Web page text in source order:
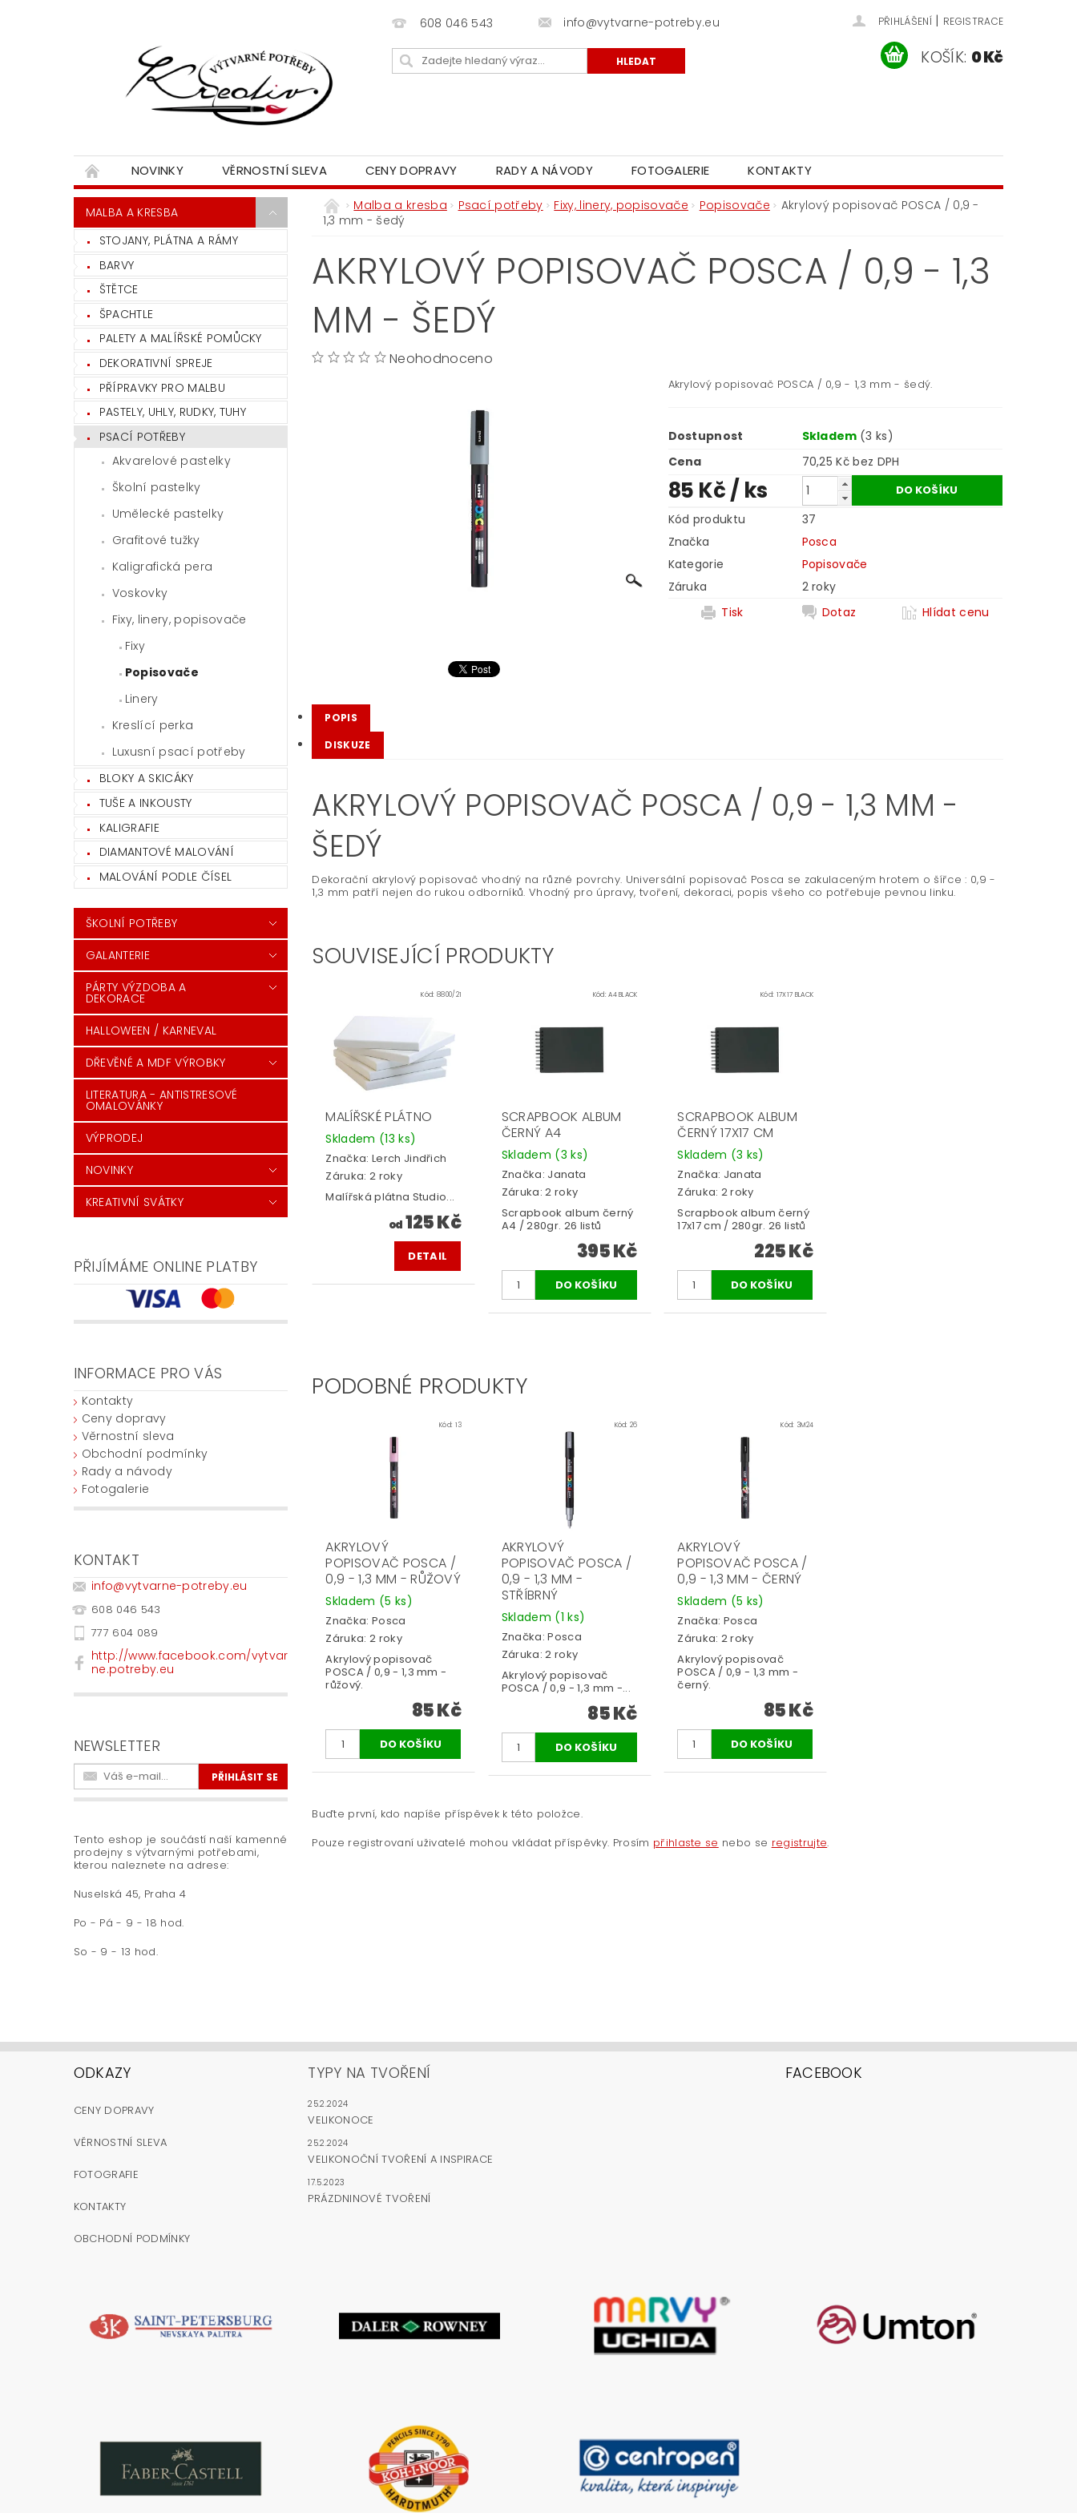
608 046 543 info@vytvarne-potreby.eu PŘIHLÁŠENÍ | REGISTRACE
KOŠÍK: 0 Kč
NOVINKY VĚRNOSTNÍ SLEVA CENY DOPRAVY RADY A NÁVODY FOTOGALERIE KONTAKTY
MALBA A KRESBA
STOJANY, PLÁTNA A RÁMY
BARVY
ŠTĚTCE
ŠPACHTLE
PALETY A MALÍŘSKÉ POMŮCKY
DEKORATIVNÍ SPREJE
PŘÍPRAVKY PRO MALBU
PASTELY, UHLY, RUDKY, TUHY
PSACÍ POTŘEBY
Akvarelové pastelky
Školní pastelky
Umělecké pastelky
Grafitové tužky
Kaligrafická pera
Voskovky
Fixy, linery, popisovače
Fixy
Popisovače
Linery
Kreslící perka
Luxusní psací potřeby
BLOKY A SKICÁKY
TUŠE A INKOUSTY
KALIGRAFIE
DIAMANTOVÉ MALOVÁNÍ
MALOVÁNÍ PODLE ČÍSEL
ŠKOLNÍ POTŘEBY
GALANTERIE
PÁRTY VÝZDOBA A
DEKORACE
HALLOWEEN / KARNEVAL
DŘEVĚNÉ A MDF VÝROBKY
LITERATURA - ANTISTRESOVÉ
OMALOVÁNKY
VÝPRODEJ
NOVINKY
KREATIVNÍ SVÁTKY
PŘIJÍMÁME ONLINE PLATBY
INFORMACE PRO VÁS
Kontakty
Ceny dopravy
Věrnostní sleva
Obchodní podmínky
Rady a návody
Fotogalerie
KONTAKT
info@vytvarne-potreby.eu
608 046 543
777 604 089
http://www.facebook.com/vytvar
ne.potreby.eu
NEWSLETTER
Tento eshop je součástí naší kamenné
prodejny s výtvarnými potřebami,
kterou naleznete na adrese:
Nuselská 45, Praha 4
Po - Pá - 9 - 18 hod.
So - 9 - 13 hod.
Malba a kresba Psací potřeby Fixy, linery, popisovače Popisovače
Akrylový popisovač POSCA / 0,9 -
1,3 mm - šedý
AKRYLOVÝ POPISOVAČ POSCA / 0,9 - 1,3
MM - ŠEDÝ
Neohodnoceno
Akrylový popisovač POSCA / 0,9 - 1,3 mm - šedý.
Dostupnost Skladem (3 ks)
Cena
70,25 Kč bez DPH
85 Kč/ ks
Kód produktu
37
Značka
Posca
Kategorie
Popisovače
Záruka
2 roky
Tisk
Dotaz Hlídat cenu
POPIS
DISKUZE
AKRYLOVÝ POPISOVAČ POSCA / 0,9 - 1,3 MM -
ŠEDÝ
Dekorační akrylový popisovač vhodný na různé povrchy. Universální popisovač Posca se zakulaceným hrotem o šířce : 0,9 -
1,3 mm patří nejen do rukou odborníků. Vhodný pro úpravy, tvoření, dekoraci, popis všeho co potřebuje pevnou linku.
SOUVISEJÍCÍ PRODUKTY
Kód:8800/21
MALÍŘSKÉ PLÁTNO
Skladem (13 ks)
Značka: Lerch Jindřich
Záruka: 2 roky
Malířská plátna Studio...
od 125 Kč
DETAIL
Kód:A4 BLACK
SCRAPBOOK ALBUM
ČERNÝ A4
Skladem (3 ks)
Značka: Janata
Záruka: 2 roky
Scrapbook album černý
A4 / 280gr. 26 listů
395 Kč
Kód: 17X17 BLACK
SCRAPBOOK ALBUM
ČERNÝ 17X17 CM
Skladem (3 ks)
Značka: Janata
Záruka: 2 roky
Scrapbook album černý
17x17 cm / 280gr. 26 listů
225 Kč
PODOBNÉ PRODUKTY
Kód: 13
AKRYLOVÝ
POPISOVAČ POSCA /
0,9 - 1,3 MM - RŮŽOVÝ
Skladem (5 ks)
Značka: Posca
Záruka: 2 roky
Akrylový popisovač
POSCA / 0,9 - 1,3 mm -
růžový.
85 Kč
Kód:26
AKRYLOVÝ
POPISOVAČ POSCA /
0,9 - 1,3 MM -
STŘÍBRNÝ
Skladem (1 ks)
Značka:Posca
Záruka: 2 roky
Akrylový popisovač
POSCA / 0,9 - 1,3 mm -...
85 Kč
Kód: 3M24
AKRYLOVÝ
POPISOVAČ POSCA /
0,9 - 1,3 MM - ČERNÝ
Skladem (5 ks)
Značka: Posca
Záruka: 2 roky
Akrylový popisovač
POSCA / 0,9 - 1,3 mm -
černý.
85 Kč
Buďte první, kdo napíše příspěvek k této položce.
Pouze registrovaní uživatelé mohou vkládat příspěvky. Prosím přihlaste se nebo se registrujte.
ODKAZY
CENY DOPRAVY
VĚRNOSTNÍ SLEVA
FOTOGRAFIE
KONTAKTY
OBCHODNÍ PODMÍNKY
TYPY NA TVOŘENÍ
25.2.2024
VELIKONOCE
25.2.2024
VELIKONOČNÍ TVOŘENÍ A INSPIRACE
17.5.2023
PRÁZDNINOVÉ TVOŘENÍ
FACEBOOK